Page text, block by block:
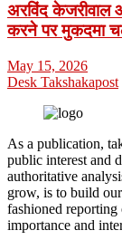
अरविंद केजरीवाल
करने पर मुकदमा
May 15, 2026
Desk Takshakapost
As a publication,
public interest and
authoritative
grow, is to build
fashioned reporting
importance and